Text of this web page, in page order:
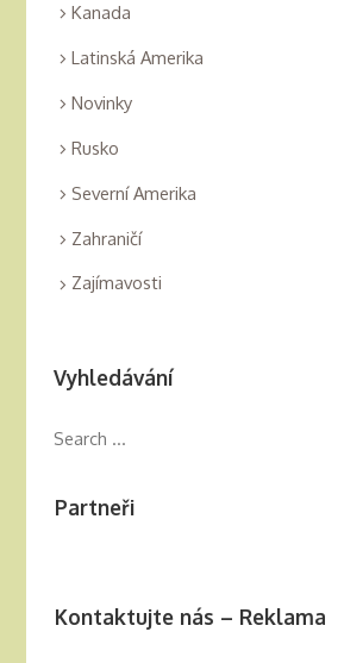
Kanada
Latinská Amerika
Novinky
Rusko
Severní Amerika
Zahraničí
Zajímavosti
Vyhledávání
Partneři
Kontaktujte nás – Reklama